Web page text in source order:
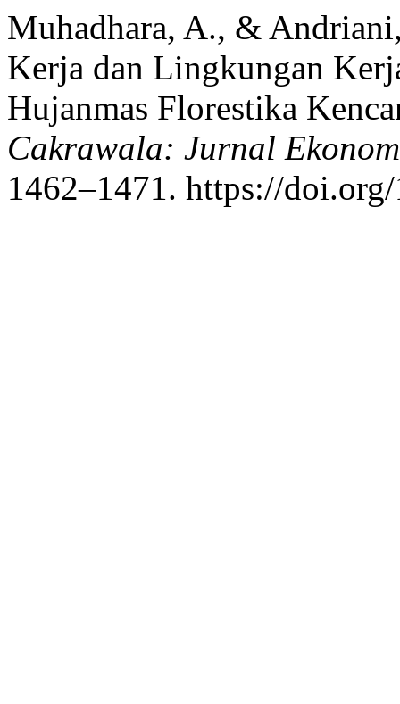
Muhadhara, A., &
Kerja dan Lingkungan
Hujanmas Florestika
Cakrawala: Jurnal
1462–1471. https://